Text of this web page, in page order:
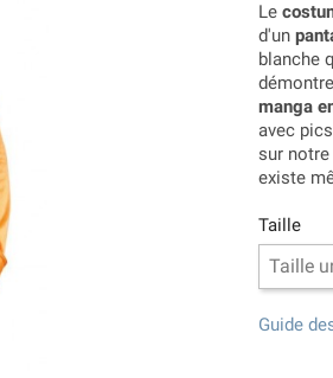
Le
d'un
blanche
manga
avec
sur
existe
Taille
Guide